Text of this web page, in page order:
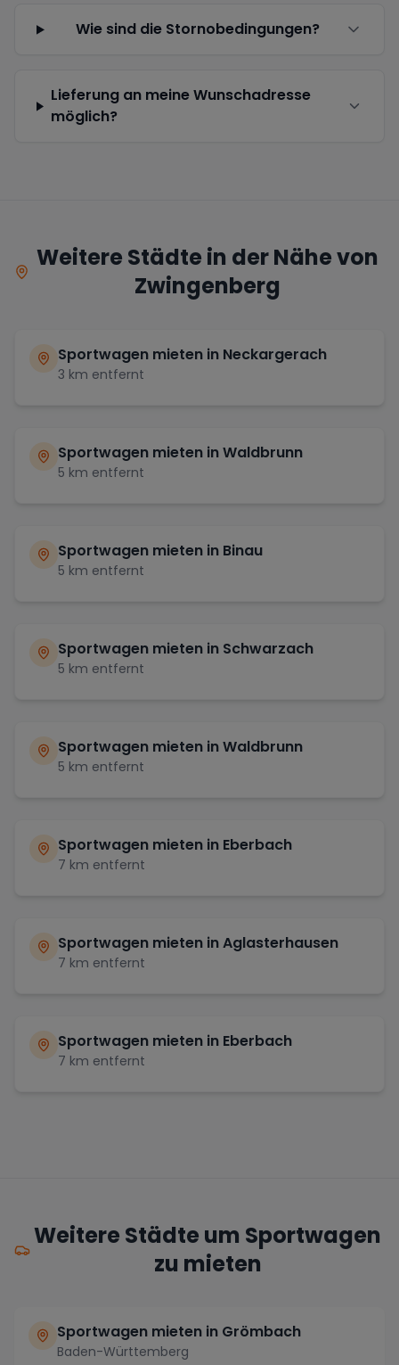
Wie sind die Stornobedingungen?
Lieferung an meine Wunschadresse
möglich?
Weitere Städte in der Nähe von
Zwingenberg
Sportwagen mieten in Neckargerach
3 km entfernt
Sportwagen mieten inWaldbrunn
5 km entfernt
Sportwagen mieten in Binau
5 km entfernt
Sportwagen mieten in Schwarzach
5 km entfernt
Sportwagen mieten inWaldbrunn
5 km entfernt
Sportwagen mieten in Eberbach
7 km entfernt
Sportwagen mieten inAglasterhausen
7 km entfernt
Sportwagen mieten in Eberbach
7 km entfernt
Weitere Städte um Sportwagen
zu mieten
Sportwagen mieten in Grömbach
Baden-Württemberg